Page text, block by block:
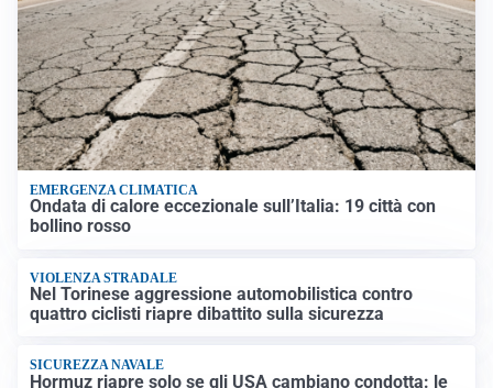
EMERGENZA CLIMATICA
Ondata di calore eccezionale sull’Italia: 19 città con
bollino rosso
VIOLENZA STRADALE
Nel Torinese aggressione automobilistica contro
quattro ciclisti riapre dibattito sulla sicurezza
SICUREZZA NAVALE
Hormuz riapre solo se gli USA cambiano condotta: le